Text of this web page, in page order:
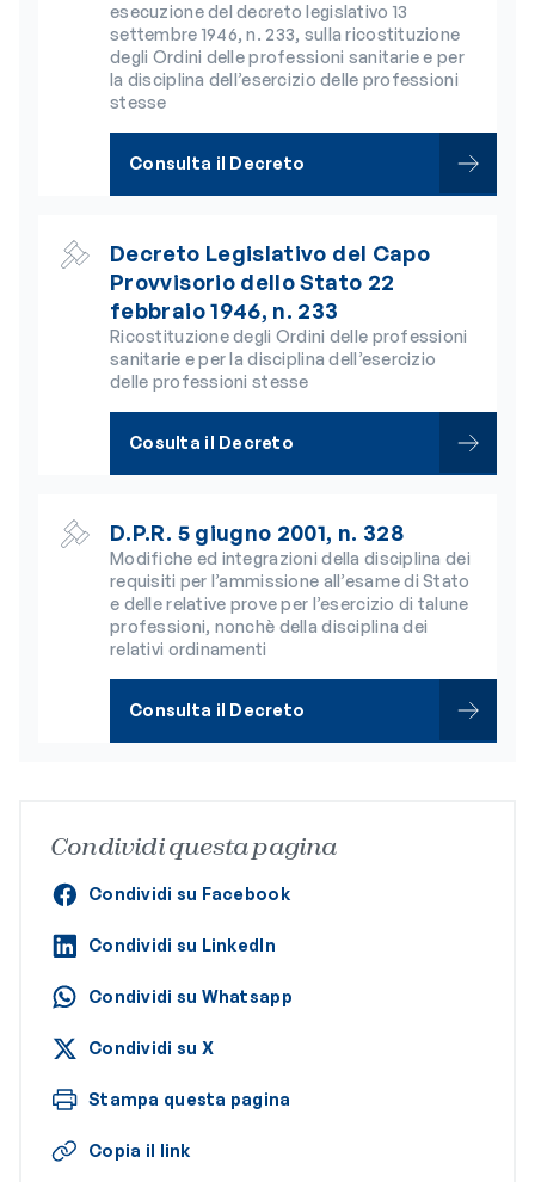
esecuzione del decreto legislativo 13
settembre 1946, n. 233, sulla ricostituzione
degli Ordini delle professioni sanitarie e per
la disciplina dell’esercizio delle professioni
stesse
Consulta il Decreto
Decreto Legislativo del Capo
Provvisorio dello Stato 22
febbraio 1946, n. 233
Ricostituzione degli Ordini delle professioni
sanitarie e per la disciplina dell’esercizio
delle professioni stesse
Cosulta il Decreto
D.P.R. 5 giugno 2001, n. 328
Modifiche ed integrazioni della disciplina dei
requisiti per l’ammissione all’esame di Stato
e delle relative prove per l’esercizio di talune
professioni, nonchè della disciplina dei
relativi ordinamenti
Consulta il Decreto
Condividi questa pagina
Condividi su Facebook
Condividi su LinkedIn
Condividi su Whatsapp
Condividi su X
Stampa questa pagina
Copia il link